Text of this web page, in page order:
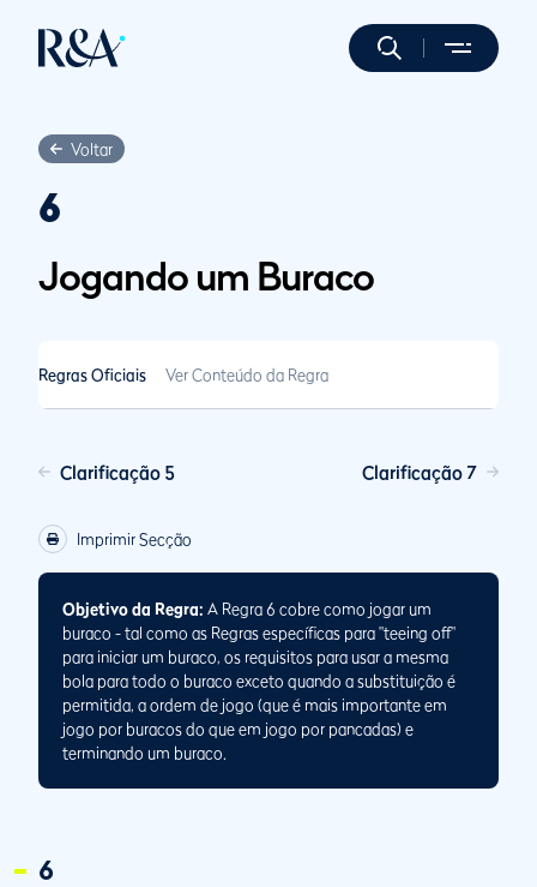
Voltar
6
Jogando um Buraco
Regras Oficiais Ver Conteúdo da Regra
Clarificação 5 Clarificação 7
Imprimir Secção
Objetivo da Regra: A Regra 6 cobre como jogar um
buraco - tal como as Regras específicas para "teeing off"
para iniciar um buraco, os requisitos para usar a mesma
bola para todo o buraco exceto quando a substituição é
permitida, a ordem de jogo (que é mais importante em
jogo por buracos do que em jogo por pancadas) e
terminando um buraco.
6